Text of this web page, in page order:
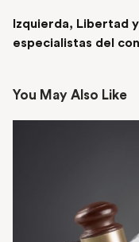
Izquierda, Libertad
especialistas del
You May Also Like